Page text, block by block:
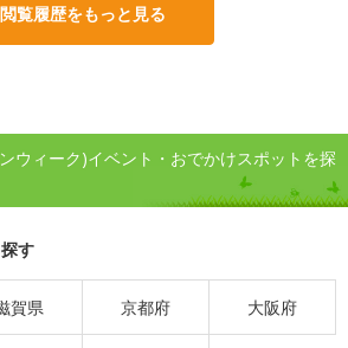
閲覧履歴をもっと見る
ウィーク)イベント・おでかけスポットを探
す
賀県 京都府 大阪府